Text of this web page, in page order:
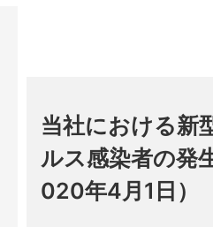
当社における新
ルス感染者の発
020年4月1日）